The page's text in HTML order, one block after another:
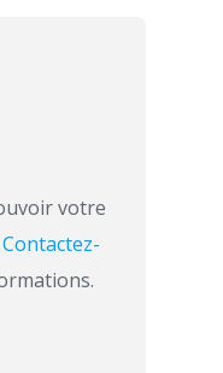
votre
Contactez-